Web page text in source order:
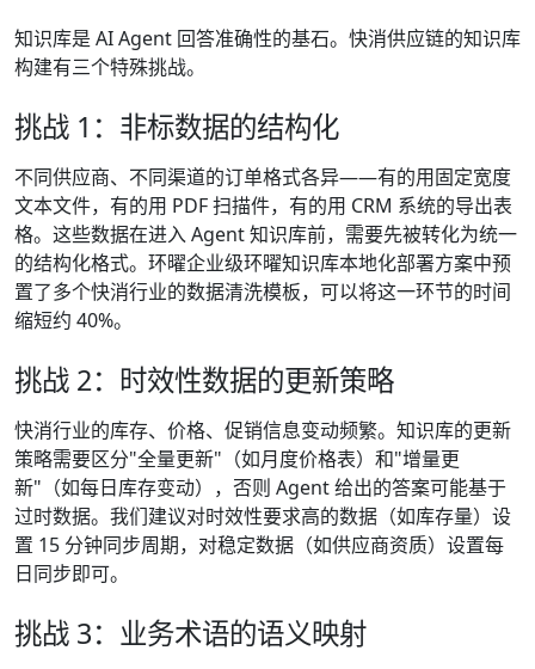
知识库是 AI Agent 回答准确性的基石。快消供应链的知识库
构建有三个特殊挑战。
挑战 1：非标数据的结构化
不同供应商、不同渠道的订单格式各异——有的用固定宽度
文本文件，有的用 PDF 扫描件，有的用 CRM 系统的导出表
格。这些数据在进入 Agent 知识库前，需要先被转化为统一
的结构化格式。环曜企业级环曜知识库本地化部署方案中预
置了多个快消行业的数据清洗模板，可以将这一环节的时间
缩短约 40%。
挑战 2：时效性数据的更新策略
快消行业的库存、价格、促销信息变动频繁。知识库的更新
策略需要区分"全量更新"（如月度价格表）和"增量更
新"（如每日库存变动），否则 Agent 给出的答案可能基于
过时数据。我们建议对时效性要求高的数据（如库存量）设
置 15 分钟同步周期，对稳定数据（如供应商资质）设置每
日同步即可。
挑战 3：业务术语的语义映射